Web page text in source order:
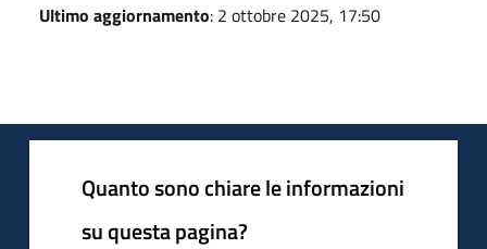
Ultimo aggiornamento: 2 ottobre 2025, 17:50
Quanto sono chiare le informazioni
su questa pagina?